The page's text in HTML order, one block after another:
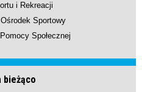
i Rekreacji
Sportowy
Społecznej
bieżąco